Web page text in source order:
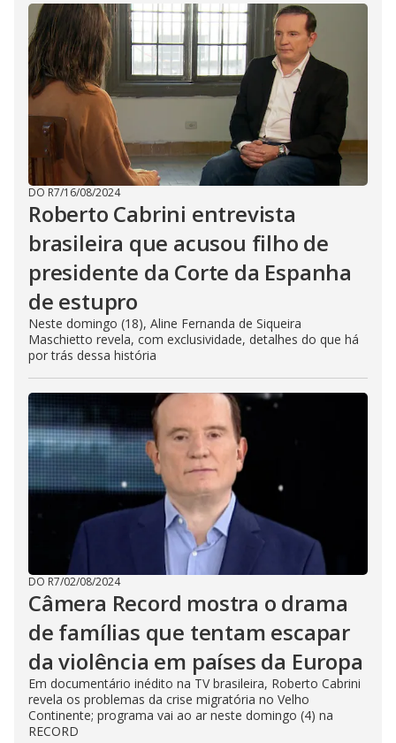
DO R7/16/08/2024
Roberto Cabrini entrevista
brasileira que acusou filho de
presidente da Corte da Espanha
de estupro
Neste domingo (18), Aline Fernanda de Siqueira
Maschietto revela, com exclusividade, detalhes do que há
por trás dessa história
DO R7/02/08/2024
Câmera Record mostra o drama
de famílias que tentam escapar
da violência em países da Europa
Em documentário inédito na TV brasileira, Roberto Cabrini
revela os problemas da crise migratória no Velho
Continente; programa vai ao ar neste domingo (4) na
RECORD